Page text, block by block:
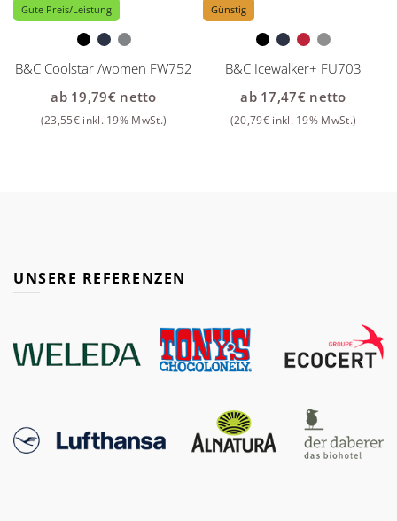
Gute Preis/Leistung
B&C Coolstar /women FW752
ab 19,79€netto
(23,55€ inkl. 19% MwSt.)
Günstig
B&C Icewalker+ FU703
ab 17,47€netto
(20,79€ inkl. 19% MwSt.)
UNSERE REFERENZEN